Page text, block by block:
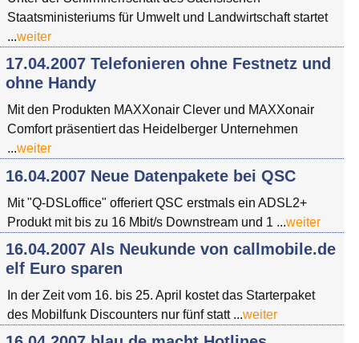
Staatsministeriums für Umwelt und Landwirtschaft startet
...weiter
17.04.2007 Telefonieren ohne Festnetz und
ohne Handy
Mit den Produkten MAXXonair Clever und MAXXonair
Comfort präsentiert das Heidelberger Unternehmen
...weiter
16.04.2007 Neue Datenpakete bei QSC
Mit "Q-DSLoffice" offeriert QSC erstmals ein ADSL2+
Produkt mit bis zu 16 Mbit/s Downstream und 1 ...weiter
16.04.2007 Als Neukunde von callmobile.de
elf Euro sparen
In der Zeit vom 16. bis 25. April kostet das Starterpaket
des Mobilfunk Discounters nur fünf statt ...weiter